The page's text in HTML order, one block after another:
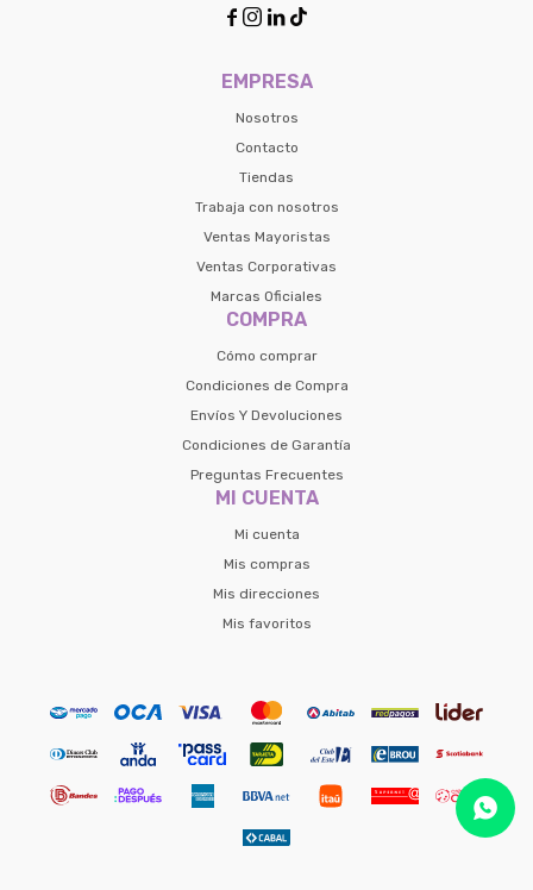
EMPRESA
Nosotros
Contacto
Tiendas
Trabaja con nosotros
Ventas Mayoristas
Ventas Corporativas
Marcas Oficiales
COMPRA
Cómo comprar
Condiciones de Compra
Envíos Y Devoluciones
Condiciones de Garantía
Preguntas Frecuentes
MI CUENTA
Mi cuenta
Mis compras
Mis direcciones
Mis favoritos
   